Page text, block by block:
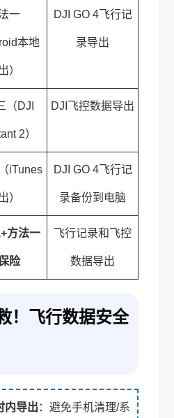
一
本地
）
DJI GO 4飞行记
录导出
（DJI
2）
DJI飞控数据导出
iTunes
）
DJI GO 4飞行记
录备份到电脑
方法一
险
飞行记录和飞控
数据导出
！飞行数据安全
内导出 ：避免手机清理/系